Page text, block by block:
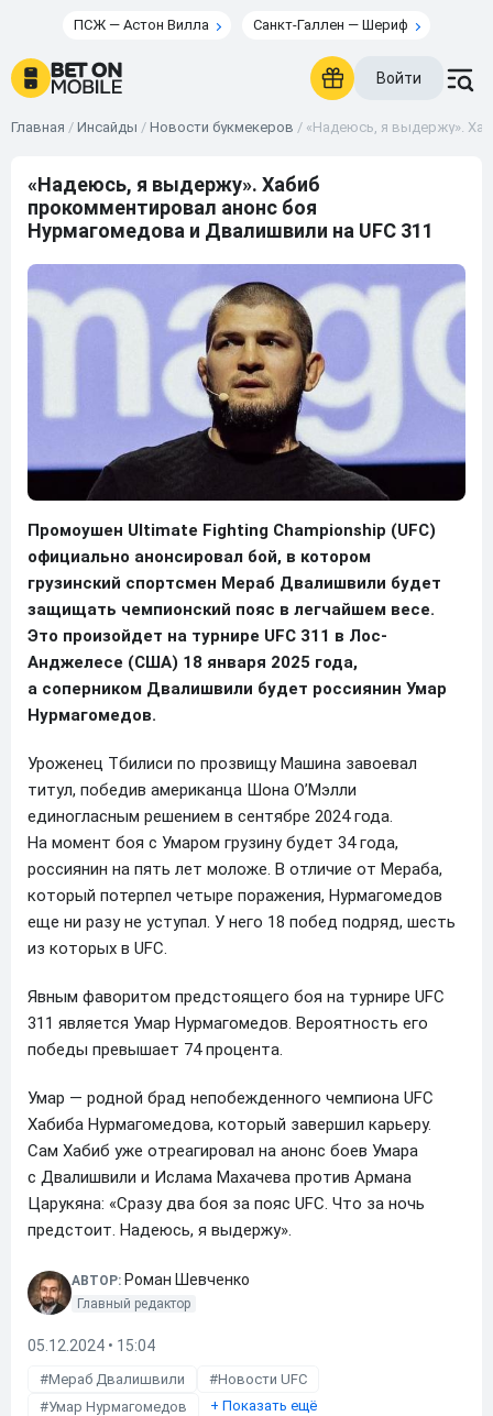
ПСЖ — Астон Вилла Санкт-Галлен — Шериф
Войти
Главная / Инсайды / Новости букмекеров / «Надеюсь, я выдержу».
«Надеюсь, я выдержу». Хабиб
прокомментировал анонс боя
Нурмагомедова и Двалишвили на UFC 311
Промоушен Ultimate Fighting Championship (UFC)
официально анонсировал бой, в котором
грузинский спортсмен Мераб Двалишвили будет
защищать чемпионский пояс в легчайшем весе.
Это произойдет на турнире UFC 311 в Лос-
Анджелесе (США) 18 января 2025 года,
а соперником Двалишвили будет россиянин Умар
Нурмагомедов.
Уроженец Тбилиси по прозвищу Машина завоевал
титул, победив американца Шона О’Мэлли
единогласным решением в сентябре 2024 года.
На момент боя с Умаром грузину будет 34 года,
россиянин на пять лет моложе. В отличие от Мераба,
который потерпел четыре поражения, Нурмагомедов
еще ни разу не уступал. У него 18 побед подряд, шесть
из которых в UFC.
Явным фаворитом предстоящего боя на турнире UFC
311 является Умар Нурмагомедов. Вероятность его
победы превышает 74 процента.
Умар — родной брад непобежденного чемпиона UFC
Хабиба Нурмагомедова, который завершил карьеру.
Сам Хабиб уже отреагировал на анонс боев Умара
с Двалишвили и Ислама Махачева против Армана
Царукяна: «Сразу два боя за пояс UFC. Что за ночь
предстоит. Надеюсь, я выдержу».
АВТОР: Роман Шевченко
Главный редактор
05.12.2024 • 15:04
Мераб Двалишвили
Новости UFC
Умар Нурмагомедов
+ Показать ещё